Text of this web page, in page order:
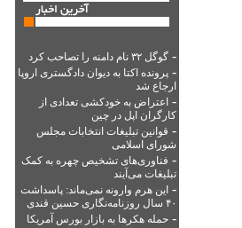
- گوگل ۳۲ نام دامنه را تصاحب کرد
- پرونده اکتا به دیوان دادگستری اروپا
ارجاع شد
- اعتراض به خودکشی تعدادی از
کارگران اپل در چین
- قوانین تبلیغات انتخابات مجلس
شورای اسلامی
- فناوری‌های تشخیص چهره به کمک
تبلیغات می‌آیند
- این هرم وارونه نمی‌ماند: پاسداشت
۴۰ سال روزنامه‌نگاری حسین قندی
- حمله هکرها به بازار بورس آمریکا